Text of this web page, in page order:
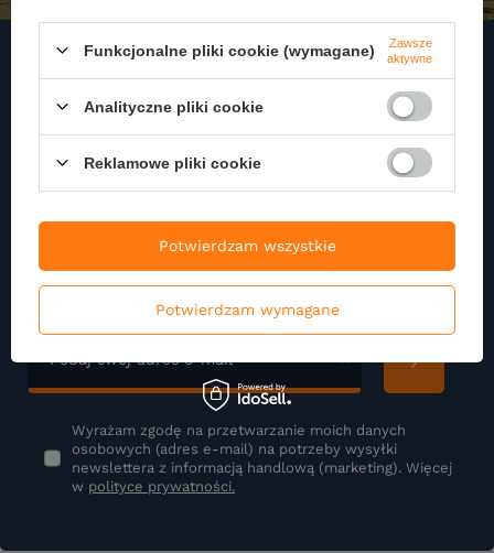
Zapisz się do naszego
Newslettera
Zapisz się do newslettera i otrzymuj najnowsze informacje o naszej
Podaj swoje imię
Podaj swój adres e-mail
Wyrażam zgodę na przetwarzanie moich danych
osobowych (adres e-mail) na potrzeby wysyłki
newslettera z informacją handlową (marketing). Więcej
w polityce prywatności.
Funkcjonalne pliki cookie (wymagane)
Zawsze
aktywne
Analityczne pliki cookie
Reklamowe pliki cookie
Potwierdzam wymagane
Potwierdzam wszystkie